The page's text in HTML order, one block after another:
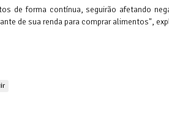
de forma contínua, seguirão afetando
de sua renda para comprar alimentos",